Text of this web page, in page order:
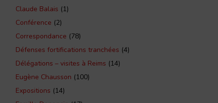
Claude Balais (1)
Conférence (2)
Correspondance (78)
Défenses fortifications tranchées (4)
Délégations – visites à Reims (14)
Eugène Chausson (100)
Expositions (14)